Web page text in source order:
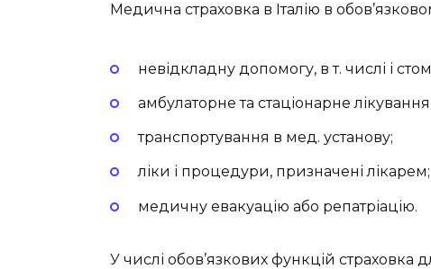
Медична страховка в Італію в
невідкладну допомогу, в т. числі і
амбулаторне та стаціонарне
транспортування в мед. установу;
ліки і процедури, призначені лікарем;
медичну евакуацію або репатріацію.
У числі обов’язкових функцій страховка